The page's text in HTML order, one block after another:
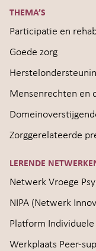
THEMA’S
Participatie en
Goede zorg
Mensenrechten en
Zorggerelateerde
LERENDE
Netwerk Vroege
NIPA (Netwerk
Platform Individuele
Werkplaats Peer-